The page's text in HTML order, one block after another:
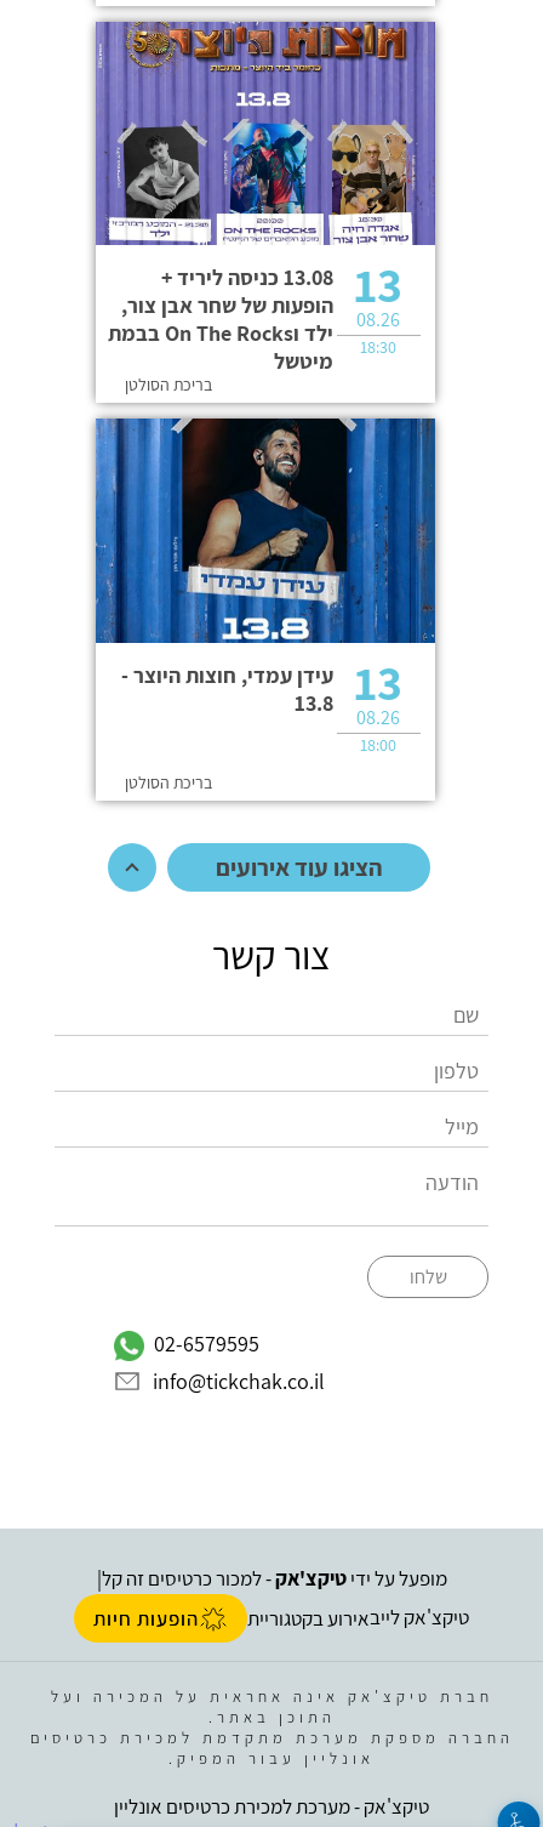
13.08 כניסה ליריד +
הופעות של שחר אבן צור,
ילד וOn The Rocks בבמת
מיטשל
בריכת הסולטן
13
08.26
18:30
עידן עמדי, חוצות היוצר -
13.8
בריכת הסולטן
13
08.26
18:00
הציגו עוד אירועים
צור קשר
שלחו
02-6579595
info@tickchak.co.il
מופעל על ידיטיקצ'אק- למכור כרטיסים זה קל|
טיקצ'אק לייבאירוע בקטגוריית הופעות חיות
חברת טיקצ'אק אינה אחראית על המכירה ועל
התוכן באתר.
החברה מספקת מערכת מתקדמת למכירת כרטיסים
אונליין עבור המפיק.
טיקצ'אק - מערכת למכירת כרטיסים אונליין